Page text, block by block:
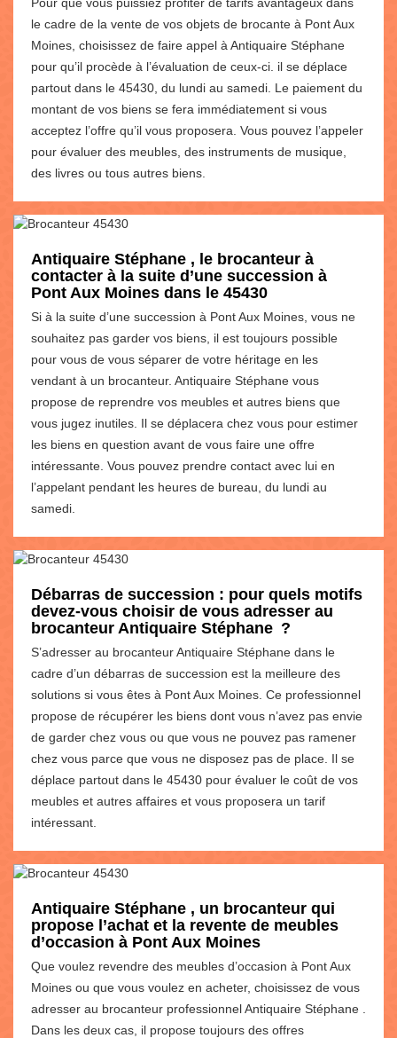
le cadre de la vente de vos objets de brocante à Pont Aux
Moines, choisissez de faire appel à Antiquaire Stéphane
pour qu’il procède à l’évaluation de ceux-ci. il se déplace
partout dans le 45430, du lundi au samedi. Le paiement du
montant de vos biens se fera immédiatement si vous
acceptez l’offre qu’il vous proposera. Vous pouvez l’appeler
pour évaluer des meubles, des instruments de musique,
des livres ou tous autres biens.
Antiquaire Stéphane , le brocanteur à
contacter à la suite d’une succession à
Pont Aux Moines dans le 45430
Si à la suite d’une succession à Pont Aux Moines, vous ne
souhaitez pas garder vos biens, il est toujours possible
pour vous de vous séparer de votre héritage en les
vendant à un brocanteur. Antiquaire Stéphane vous
propose de reprendre vos meubles et autres biens que
vous jugez inutiles. Il se déplacera chez vous pour estimer
les biens en question avant de vous faire une offre
intéressante. Vous pouvez prendre contact avec lui en
l’appelant pendant les heures de bureau, du lundi au
samedi.
Débarras de succession : pour quels motifs
devez-vous choisir de vous adresser au
brocanteur Antiquaire Stéphane ?
S’adresser au brocanteur Antiquaire Stéphane dans le
cadre d’un débarras de succession est la meilleure des
solutions si vous êtes à Pont Aux Moines. Ce professionnel
propose de récupérer les biens dont vous n’avez pas envie
de garder chez vous ou que vous ne pouvez pas ramener
chez vous parce que vous ne disposez pas de place. Il se
déplace partout dans le 45430 pour évaluer le coût de vos
meubles et autres affaires et vous proposera un tarif
intéressant.
Antiquaire Stéphane , un brocanteur qui
propose l’achat et la revente de meubles
d’occasion à Pont Aux Moines
Que voulez revendre des meubles d’occasion à Pont Aux
Moines ou que vous voulez en acheter, choisissez de vous
adresser au brocanteur professionnel Antiquaire Stéphane .
Dans les deux cas, il propose toujours des offres